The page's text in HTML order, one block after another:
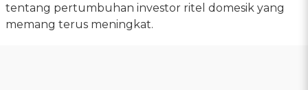
tentang pertumbuhan investor ritel domesik yang
memang terus meningkat.